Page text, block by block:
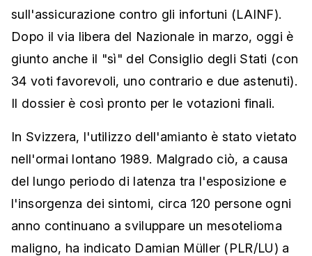
sull'assicurazione contro gli infortuni (LAINF).
Dopo il via libera del Nazionale in marzo, oggi è
giunto anche il "sì" del Consiglio degli Stati (con
34 voti favorevoli, uno contrario e due astenuti).
Il dossier è così pronto per le votazioni finali.
In Svizzera, l'utilizzo dell'amianto è stato vietato
nell'ormai lontano 1989. Malgrado ciò, a causa
del lungo periodo di latenza tra l'esposizione e
l'insorgenza dei sintomi, circa 120 persone ogni
anno continuano a sviluppare un mesotelioma
maligno, ha indicato Damian Müller (PLR/LU) a